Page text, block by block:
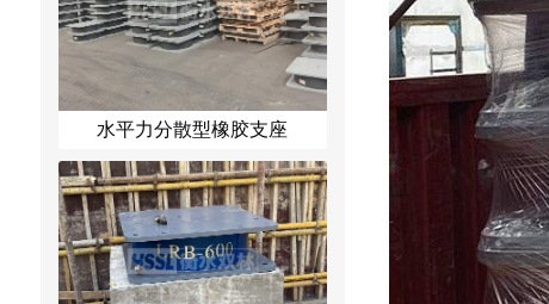
水平力分散型橡胶支座